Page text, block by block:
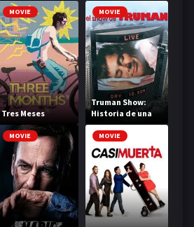
MOVIE
Tres Meses
MOVIE
Truman Show:
Historia de una
vida
MOVIE MOVIE